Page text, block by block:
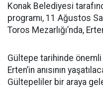
Konak Belediyesi
programı, 11 Ağustos
Toros Mezarlığı’nda,
Gültepe tarihinde önemli
Erten’in anısının
Gültepeliler bir araya